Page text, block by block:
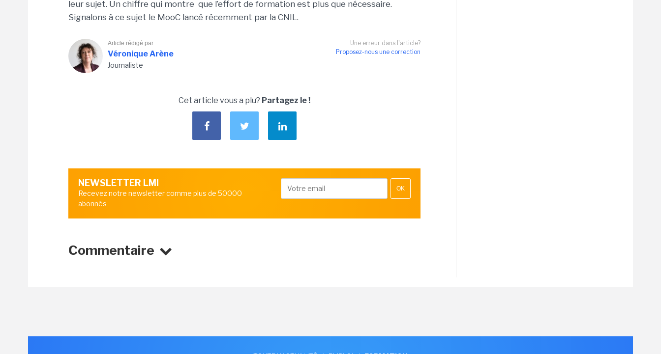
leur sujet. Un chiffre qui montre que l’effort de formation est plus que nécessaire.
Signalons à ce sujet le MooC lancé récemment par la CNIL.
Une erreur dans l'article?
Proposez-nous une correction
Article rédigé par
Véronique Arène
Journaliste
Cet article vous a plu? Partagez le !
NEWSLETTER LMI
Recevez notre newsletter comme plus de 50000
abonnés
OK
Commentaire